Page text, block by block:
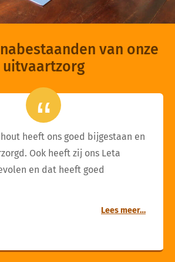
van onze
uitvaartzorg
heeft ons goed bijgestaan en
Ook heeft zij ons Leta
en dat heeft goed
Lees meer…